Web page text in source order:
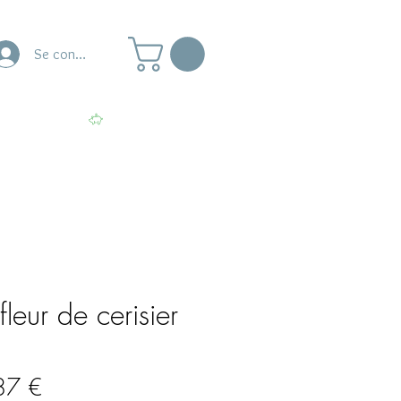
Se connecter
Ateliers
de cerisier
€